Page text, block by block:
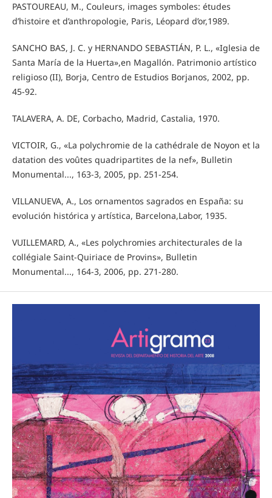
PASTOUREAU, M., Couleurs, images symboles: études
d’histoire et d’anthropologie, Paris, Léopard d’or,1989.
SANCHO BAS, J. C. y HERNANDO SEBASTIÁN, P. L., «Iglesia de
Santa María de la Huerta»,en Magallón. Patrimonio artístico
religioso (II), Borja, Centro de Estudios Borjanos, 2002, pp.
45-92.
TALAVERA, A. DE, Corbacho, Madrid, Castalia, 1970.
VICTOIR, G., «La polychromie de la cathédrale de Noyon et la
datation des voûtes quadripartites de la nef», Bulletin
Monumental..., 163-3, 2005, pp. 251-254.
VILLANUEVA, A., Los ornamentos sagrados en España: su
evolución histórica y artística, Barcelona,Labor, 1935.
VUILLEMARD, A., «Les polychromies architecturales de la
collégiale Saint-Quiriace de Provins», Bulletin
Monumental..., 164-3, 2006, pp. 271-280.